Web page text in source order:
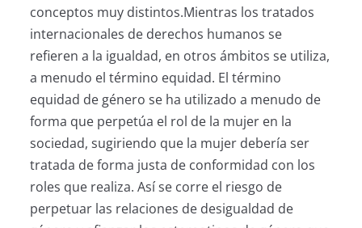
conceptos muy distintos.Mientras los tratados
internacionales de derechos humanos se
refieren a la igualdad, en otros ámbitos se utiliza,
a menudo el término equidad. El término
equidad de género se ha utilizado a menudo de
forma que perpetúa el rol de la mujer en la
sociedad, sugiriendo que la mujer debería ser
tratada de forma justa de conformidad con los
roles que realiza. Así se corre el riesgo de
perpetuar las relaciones de desigualdad de